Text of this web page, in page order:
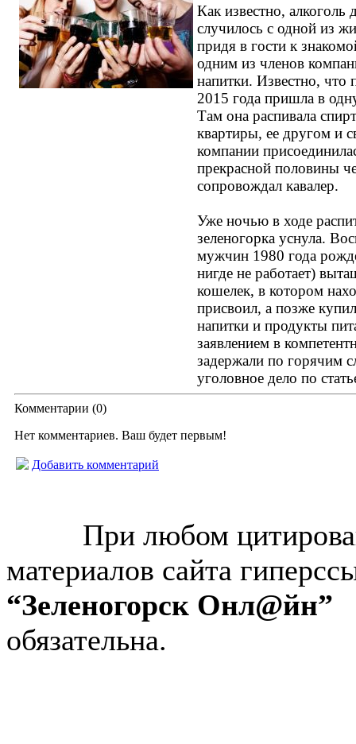
Как известно, алкоголь
случилось с одной из
придя в гости к
одним из членов
напитки. Известно, что
2015 года пришла в
Там она распивала
квартиры, ее другом и
компании
прекрасной половины
сопровождал кавалер.
Уже ночью в ходе
зеленогорка уснула.
мужчин 1980 года
нигде не работает)
кошелек, в котором
присвоил, а позже
напитки и продукты
заявлением в
задержали по горячим
уголовное дело по
Комментарии (0)
Нет комментариев. Ваш будет первым!
Добавить комментарий
При любом
материалов сайта
“Зеленогорск Онл@йн”
обязательна.